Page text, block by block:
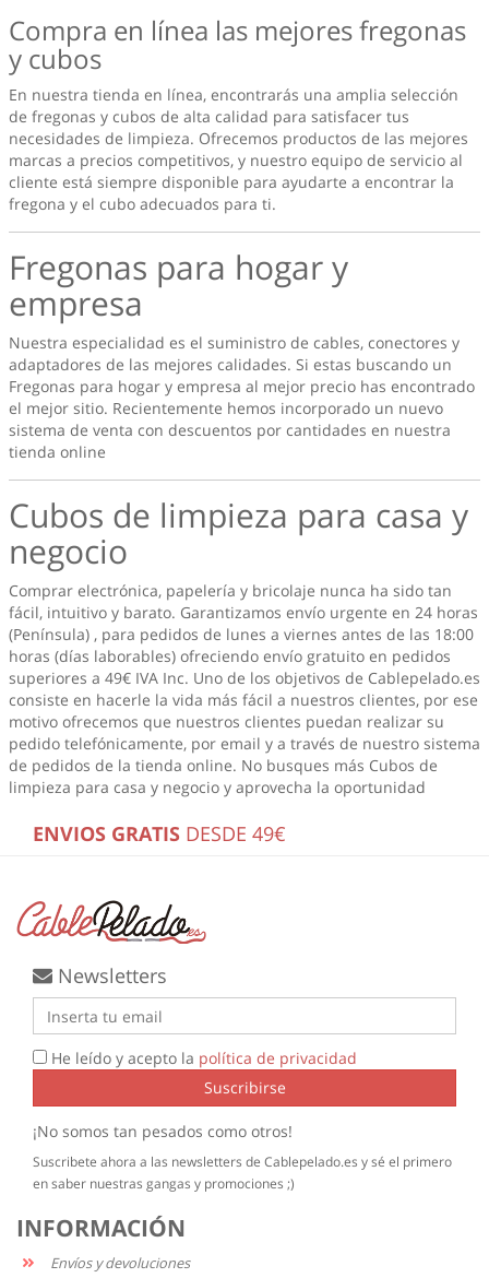
Compra en línea las mejores fregonas
y cubos
En nuestra tienda en línea, encontrarás una amplia selección
de fregonas y cubos de alta calidad para satisfacer tus
necesidades de limpieza. Ofrecemos productos de las mejores
marcas a precios competitivos, y nuestro equipo de servicio al
cliente está siempre disponible para ayudarte a encontrar la
fregona y el cubo adecuados para ti.
Fregonas para hogar y
empresa
Nuestra especialidad es el suministro de cables, conectores y
adaptadores de las mejores calidades. Si estas buscando un
Fregonas para hogar y empresa al mejor precio has encontrado
el mejor sitio. Recientemente hemos incorporado un nuevo
sistema de venta con descuentos por cantidades en nuestra
tienda online
Cubos de limpieza para casa y
negocio
Comprar electrónica, papelería y bricolaje nunca ha sido tan
fácil, intuitivo y barato. Garantizamos envío urgente en 24 horas
(Península) , para pedidos de lunes a viernes antes de las 18:00
horas (días laborables) ofreciendo envío gratuito en pedidos
superiores a 49€ IVA Inc. Uno de los objetivos de Cablepelado.es
consiste en hacerle la vida más fácil a nuestros clientes, por ese
motivo ofrecemos que nuestros clientes puedan realizar su
pedido telefónicamente, por email y a través de nuestro sistema
de pedidos de la tienda online. No busques más Cubos de
limpieza para casa y negocio y aprovecha la oportunidad
ENVIOS GRATIS DESDE 49€
Newsletters
He leído y acepto la política de privacidad
Suscribirse
¡No somos tan pesados como otros!
Suscribete ahora a las newsletters de Cablepelado.es y sé el primero
en saber nuestras gangas y promociones ;)
INFORMACIÓN
Envíos y devoluciones